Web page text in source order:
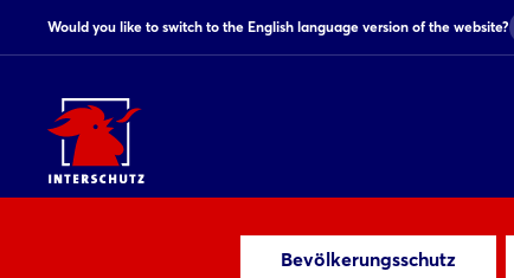
Would you like to switch to the English language version of the website?
Bevölkerungsschutz